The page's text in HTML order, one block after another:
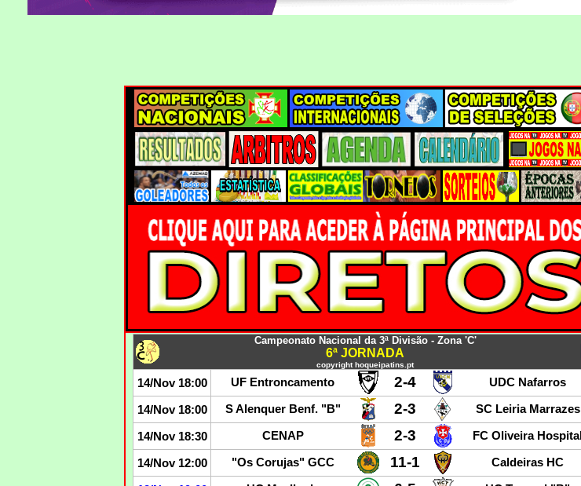
Campeonato Nacional da 3ª Divisão - Zona 'C'
6ª JORNADA
copyright hoqueipatins.pt
14/Nov 18:00 UF Entroncamento 2-4 UDC Nafarros
14/Nov 18:00 S Alenquer Benf. "B" 2-3 SC Leiria Marrazes
14/Nov 18:30 CENAP 2-3 FC Oliveira Hospital
14/Nov 12:00 "Os Corujas" GCC 11-1 Caldeiras HC